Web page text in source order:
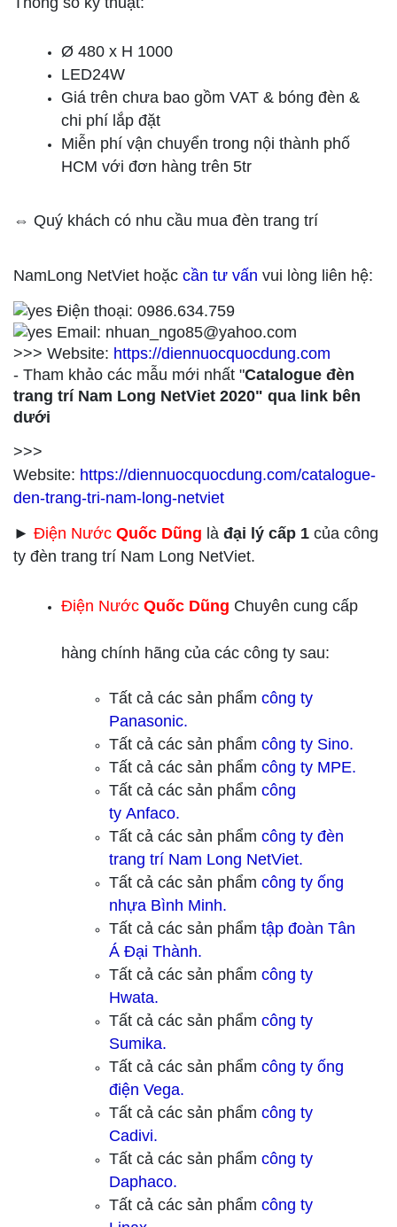
Ø 480 x H 1000
LED24W
Giá trên chưa bao gồm VAT & bóng đèn &
chi phí lắp đặt
Miễn phí vận chuyển trong nội thành phố
HCM với đơn hàng trên 5tr
⇔ Quý khách có nhu cầu mua đèn trang trí
NamLong NetViet hoặc cần tư vấn vui lòng liên hệ:
Điện thoại: 0986.634.759
Email: nhuan_ngo85@yahoo.com
>>> Website: https://diennuocquocdung.com
- Tham khảo các mẫu mới nhất "Catalogue đèn
trang trí Nam Long NetViet 2020" qua link bên
dưới
>>>
Website: https://diennuocquocdung.com/catalogue-
den-trang-tri-nam-long-netviet
► Điện Nước Quốc Dũng là đại lý cấp 1 của công
ty đèn trang trí Nam Long NetViet.
Điện Nước Quốc Dũng Chuyên cung cấp
hàng chính hãng của các công ty sau:
Tất cả các sản phẩm công ty
Panasonic.
Tất cả các sản phẩm công ty Sino.
Tất cả các sản phẩm công ty MPE.
Tất cả các sản phẩm công
ty Anfaco.
Tất cả các sản phẩm công ty đèn
trang trí Nam Long NetViet.
Tất cả các sản phẩm công ty ống
nhựa Bình Minh.
Tất cả các sản phẩm tập đoàn Tân
Á Đại Thành.
Tất cả các sản phẩm công ty
Hwata.
Tất cả các sản phẩm công ty
Sumika.
Tất cả các sản phẩm công ty ống
điện Vega.
Tất cả các sản phẩm công ty
Cadivi.
Tất cả các sản phẩm công ty
Daphaco.
Tất cả các sản phẩm công ty